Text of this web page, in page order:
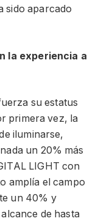
sido aparcado
la experiencia a
su estatus
primera vez, la
iluminarse,
un 20% más
LIGHT con
amplía el campo
un 40% y
de hasta